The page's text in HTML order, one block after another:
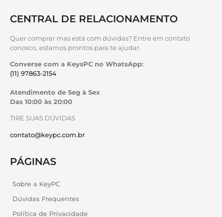
CENTRAL DE RELACIONAMENTO
Quer comprar mas está com dúvidas? Entre em contato
conosco, estamos prontos para te ajudar.
Converse com a KeysPC no WhatsApp:
(11) 97863-2154
Atendimento de Seg à Sex
Das 10:00 às 20:00
TIRE SUAS DÚVIDAS
contato@keypc.com.br
PÁGINAS
Sobre a KeyPC
Dúvidas Frequentes
Política de Privacidade